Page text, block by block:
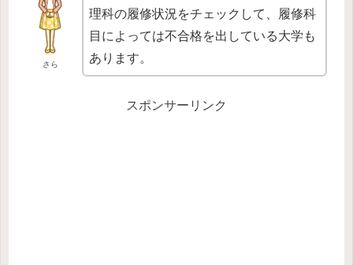
さら
理科の履修状況をチェックして、履修科
目によっては不合格を出している大学も
あります。
スポンサーリンク